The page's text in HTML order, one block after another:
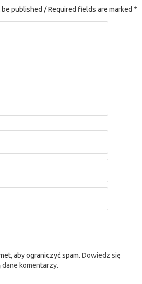
published / Required fields are marked *
aby ograniczyć spam. Dowiedz się
komentarzy.